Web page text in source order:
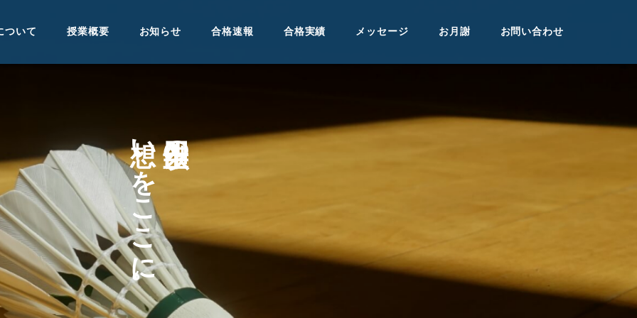
ついて 授業概要 お知らせ 合格速報 合格実績 メッセージ お月謝 お問い合わせ
の
い
を
こ
こ
に
。